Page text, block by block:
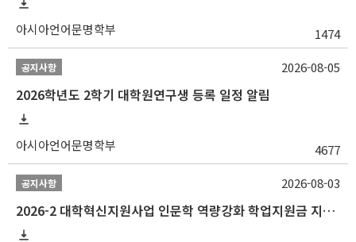
아시아언어문명학부 1474
공지사항
2026학년도 2학기 대학원연구생 등록 일정 알림
아시아언어문명학부 4677
2026-08-05
공지사항
2026-2 대학혁신지원사업 인문학 역량강화 학업지원금 지원 선발 안내 (학/석/박사)
2026-08-03